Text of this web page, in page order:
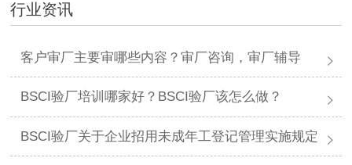
行业资讯
客户审厂主要审哪些内容？审厂咨询，审厂辅导
BSCI验厂培训哪家好？BSCI验厂该怎么做？
BSCI验厂关于企业招用未成年工登记管理实施规定